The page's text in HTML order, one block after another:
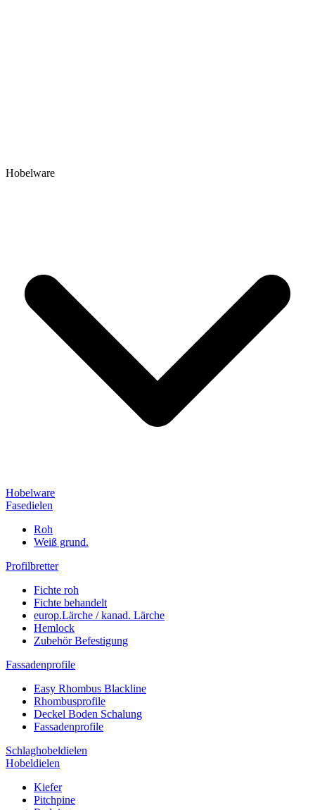
Hobelware
Hobelware
Fasedielen
Roh
Weiß grund.
Profilbretter
Fichte roh
Fichte behandelt
europ.Lärche / kanad. Lärche
Hemlock
Zubehör Befestigung
Fassadenprofile
Easy Rhombus Blackline
Rhombusprofile
Deckel Boden Schalung
Fassadenprofile
Schlaghobeldielen
Hobeldielen
Kiefer
Pitchpine